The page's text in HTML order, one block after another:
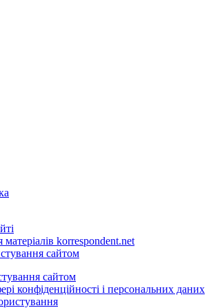
korrespondent.net
сайтом
сайтом
конфіденційності і персональних даних